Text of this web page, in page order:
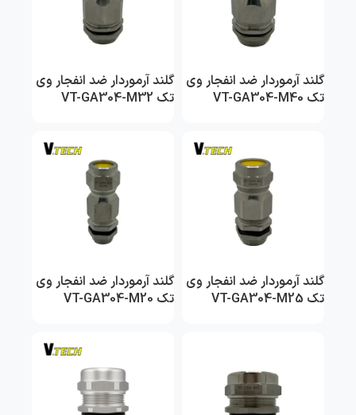
گلند آرموردار ضد انفجار وی
تک VT-GA304-M40
گلند آرموردار ضد انفجار وی
تک VT-GA304-M32
گلند آرموردار ضد انفجار وی
تک VT-GA304-M25
گلند آرموردار ضد انفجار وی
تک VT-GA304-M20